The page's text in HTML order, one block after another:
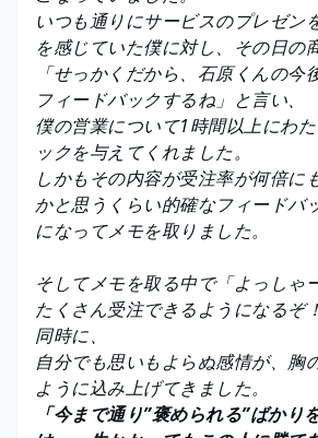
いつも通りにサービスのプレゼン
を感じていた僕に対し、その日の
「せっかくだから、石原くんの今
フィードバックするね」と言い、
僕の営業について1時間以上にわ
ックを与えてくれました。
しかもその内容が受注率が何倍に
かと思うくらい的確なフィードバ
になってメモを取りました。
そしてメモを取る中で「よっしゃ
たくさん受注できるようになるぞ
同時に、
自分でも思いもよらぬ感情が、胸
ように込み上げてきました。
「今まで通り”褒められる”ばかり